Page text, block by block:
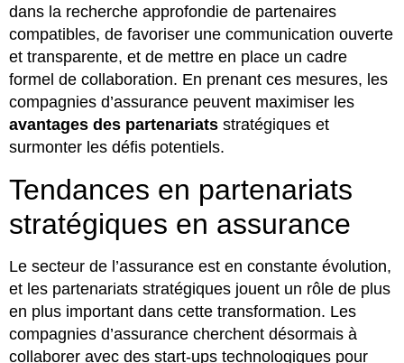
dans la recherche approfondie de partenaires
compatibles, de favoriser une communication ouverte
et transparente, et de mettre en place un cadre
formel de collaboration. En prenant ces mesures, les
compagnies d’assurance peuvent maximiser les
avantages des partenariats stratégiques et
surmonter les défis potentiels.
Tendances en partenariats
stratégiques en assurance
Le secteur de l’assurance est en constante évolution,
et les partenariats stratégiques jouent un rôle de plus
en plus important dans cette transformation. Les
compagnies d’assurance cherchent désormais à
collaborer avec des start-ups technologiques pour